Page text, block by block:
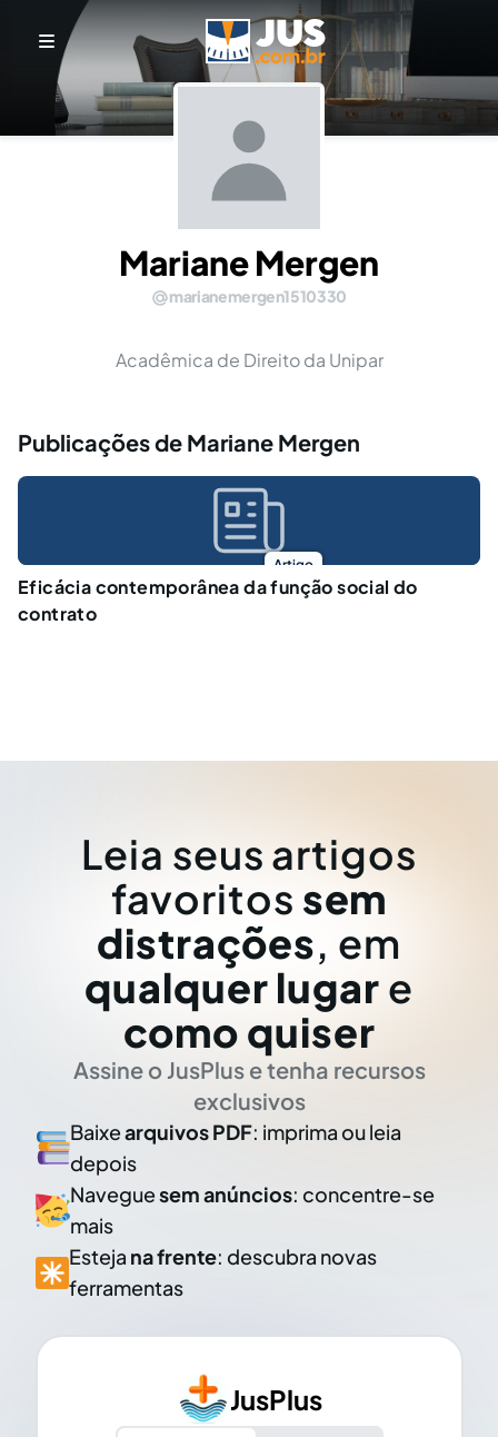
Mariane Mergen
marianemergen1510330
Acadêmica de Direito da Unipar
Publicações de Mariane Mergen
Artigo
Eficácia contemporânea da função social do
contrato
Leia seus artigos
favoritos sem
distrações, em
qualquer lugar e
como quiser
Assine o JusPlus e tenha recursos
exclusivos
Baixearquivos PDF: imprima ou leia
depois
Naveguesem anúncios: concentre-se
mais
Esteja na frente: descubra novas
ferramentas
JusPlus